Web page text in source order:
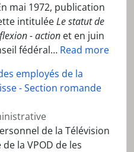
mai 1972, publication
intituléeLe statut de
- actionet en juin
fédéral… Read more
employés de la
- Section romande
de la Télévision
la VPOD de les